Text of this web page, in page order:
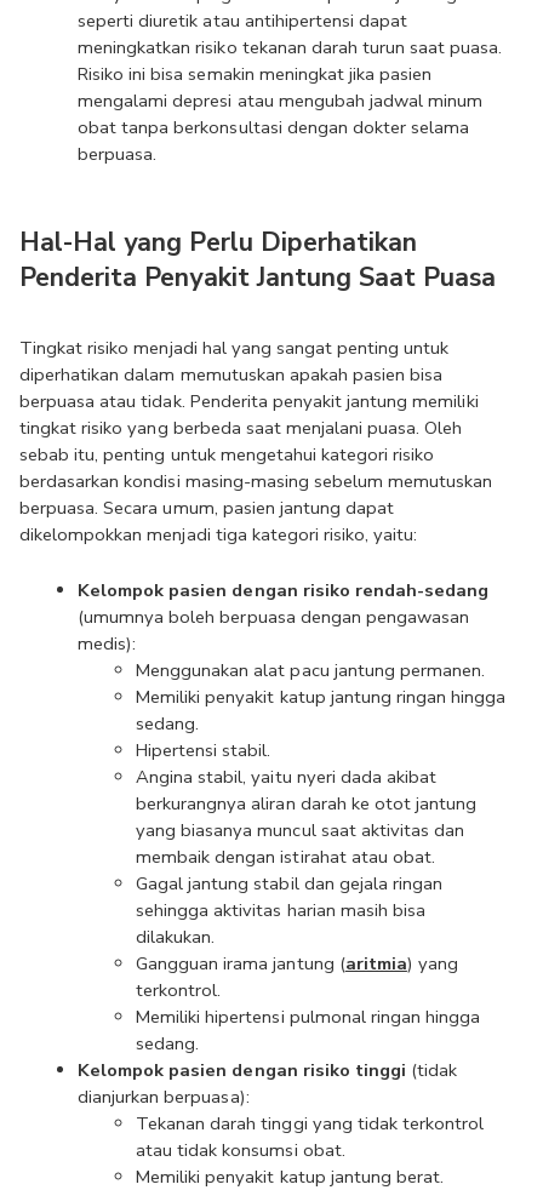
seperti diuretik atau antihipertensi dapat
meningkatkan risiko tekanan darah turun saat puasa.
Risiko ini bisa semakin meningkat jika pasien
mengalami depresi atau mengubah jadwal minum
obat tanpa berkonsultasi dengan dokter selama
berpuasa.
Hal-Hal yang Perlu Diperhatikan
Penderita Penyakit Jantung Saat Puasa
Tingkat risiko menjadi hal yang sangat penting untuk
diperhatikan dalam memutuskan apakah pasien bisa
berpuasa atau tidak. Penderita penyakit jantung memiliki
tingkat risiko yang berbeda saat menjalani puasa. Oleh
sebab itu, penting untuk mengetahui kategori risiko
berdasarkan kondisi masing-masing sebelum memutuskan
berpuasa. Secara umum, pasien jantung dapat
dikelompokkan menjadi tiga kategori risiko, yaitu:
Kelompok pasien dengan risiko rendah-sedang
(umumnya boleh berpuasa dengan pengawasan
medis):
Menggunakan alat pacu jantung permanen.
Memiliki penyakit katup jantung ringan hingga
sedang.
Hipertensi stabil.
Angina stabil, yaitu nyeri dada akibat
berkurangnya aliran darah ke otot jantung
yang biasanya muncul saat aktivitas dan
membaik dengan istirahat atau obat.
Gagal jantung stabil dan gejala ringan
sehingga aktivitas harian masih bisa
dilakukan.
Gangguan irama jantung (aritmia) yang
terkontrol.
Memiliki hipertensi pulmonal ringan hingga
sedang.
Kelompok pasien dengan risiko tinggi (tidak
dianjurkan berpuasa):
Tekanan darah tinggi yang tidak terkontrol
atau tidak konsumsi obat.
Memiliki penyakit katup jantung berat.